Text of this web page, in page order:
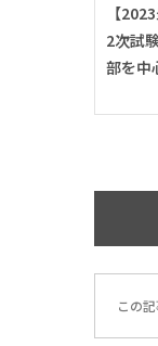
【
2次試
部を中
この